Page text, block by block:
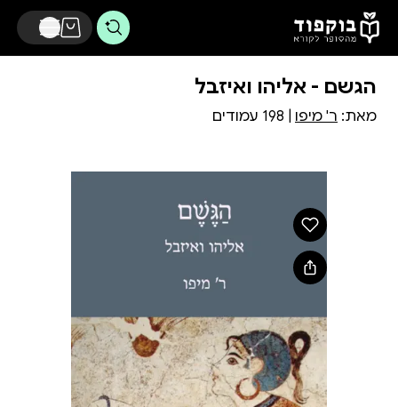
דלג לתוכן הראשי
הגשם - אליהו ואיזבל
מאת: ר' מיפו